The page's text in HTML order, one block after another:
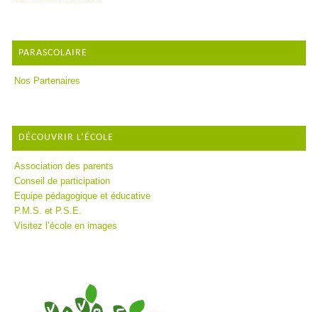
PARASCOLAIRE
Nos Partenaires
DÉCOUVRIR L’ÉCOLE
Association des parents
Conseil de participation
Equipe pédagogique et éducative
P.M.S. et P.S.E.
Visitez l’école en images